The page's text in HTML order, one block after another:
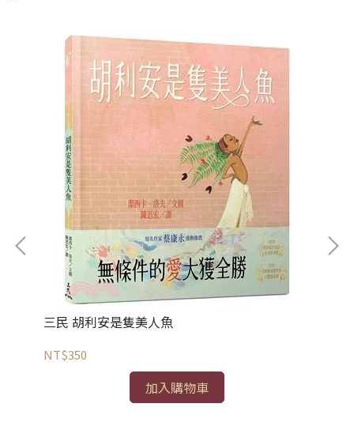
三民 胡利安是隻美人魚
NT$350
加入購物車